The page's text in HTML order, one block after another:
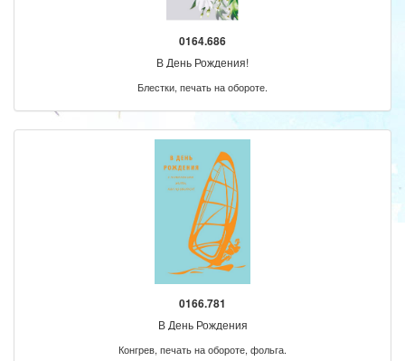
0164.686
В День Рождения!
Блестки, печать на обороте.
0166.781
В День Рождения
Конгрев, печать на обороте, фольга.